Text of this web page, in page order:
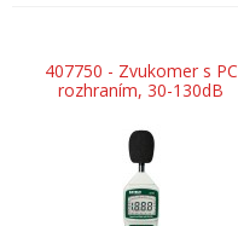
407750 - Zvukomer s PC
rozhraním, 30-130dB